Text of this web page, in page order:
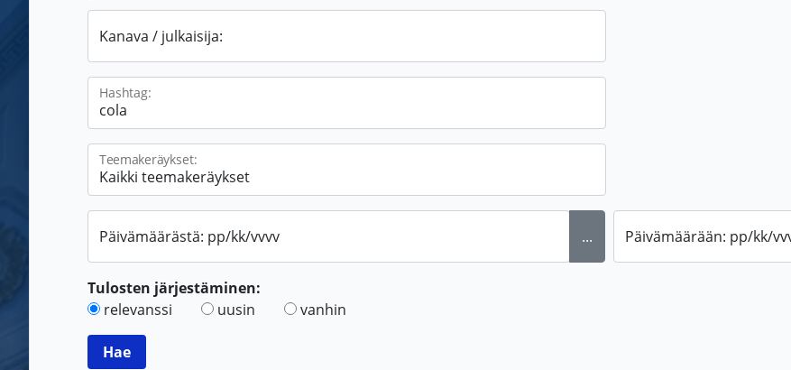
Kanava / julkaisija:
Hashtag:
Teemakeräykset:
Päivämäärästä: pp/kk/vvvv ... Päivämäärään: pp/kk/
Tulosten järjestäminen:
relevanssi
uusin vanhin